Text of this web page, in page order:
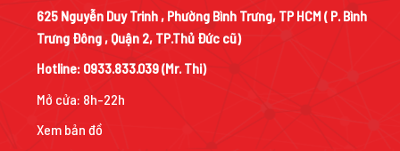
625 Nguyễn Duy Trinh , Phường Bình Trưng, TP HCM ( P. Bình
Trưng Đông , Quận 2, TP.Thủ Đức cũ)
Hotline: 0933.833.039(Mr. Thi)
Mở cửa: 8h-22h
Xem bản đồ